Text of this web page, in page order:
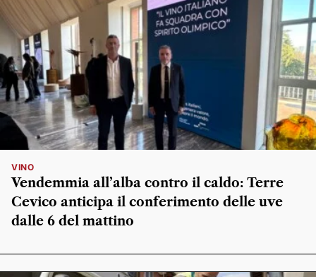
VINO
Vendemmia all’alba contro il caldo: Terre
Cevico anticipa il conferimento delle uve
dalle 6 del mattino